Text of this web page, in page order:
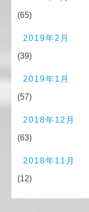
(65)
2019年2月
(39)
2019年1月
(57)
2018年12月
(63)
2018年11月
(12)